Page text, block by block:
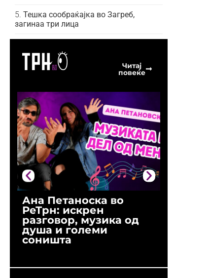
Тешка сообраќајка во Загреб,
загинаа три лица
Читај
повеќе
Ана Петаноска во
РеТрн: искрен
разговор, музика од
душа и големи
соништа